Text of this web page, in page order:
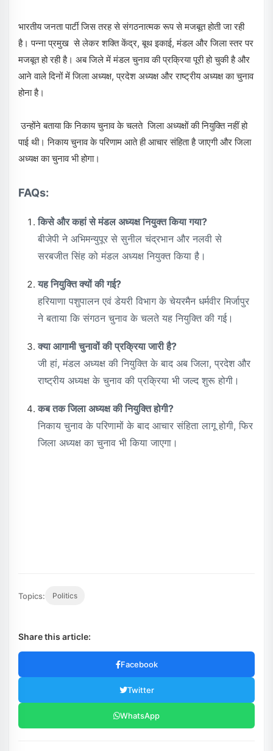
भारतीय जनता पार्टी जिस तरह से संगठनात्मक रूप से मजबूत होती जा रही
है। पन्ना प्रमुख से लेकर शक्ति केंद्र, बूथ इकाई, मंडल और जिला स्तर पर
मजबूत हो रही है। अब जिले में मंडल चुनाव की प्रक्रिया पूरी हो चुकी है और
आने वाले दिनों में जिला अध्यक्ष, प्रदेश अध्यक्ष और राष्ट्रीय अध्यक्ष का चुनाव
होना है।
उन्होंने बताया कि निकाय चुनाव के चलते जिला अध्यक्षों की नियुक्ति नहीं हो
पाई थी। निकाय चुनाव के परिणाम आते ही आचार संहिता है जाएगी और जिला
अध्यक्ष का चुनाव भी होगा।
FAQs:
किसे और कहां से मंडल अध्यक्ष नियुक्त किया गया?
बीजेपी ने अभिमन्युपूर से सुनील चंद्रभान और नलवी से
सरबजीत सिंह को मंडल अध्यक्ष नियुक्त किया है।
यह नियुक्ति क्यों की गई?
हरियाणा पशुपालन एवं डेयरी विभाग के चेयरमैन धर्मवीर मिर्जापुर
ने बताया कि संगठन चुनाव के चलते यह नियुक्ति की गई।
क्या आगामी चुनावों की प्रक्रिया जारी है?
जी हां, मंडल अध्यक्ष की नियुक्ति के बाद अब जिला, प्रदेश और
राष्ट्रीय अध्यक्ष के चुनाव की प्रक्रिया भी जल्द शुरू होगी।
कब तक जिला अध्यक्ष की नियुक्ति होगी?
निकाय चुनाव के परिणामों के बाद आचार संहिता लागू होगी, फिर
जिला अध्यक्ष का चुनाव भी किया जाएगा।
Topics: Politics
Share this article:
Facebook
Twitter
WhatsApp